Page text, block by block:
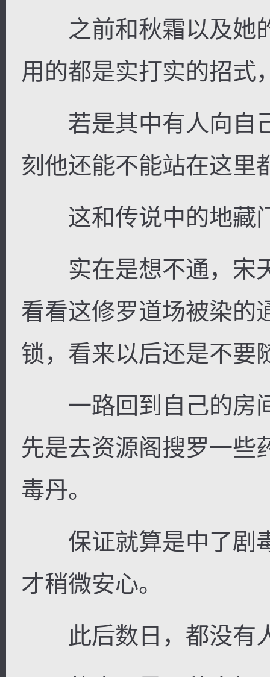
之前和秋霜以及她
用的都是实打实的招式
若是其中有人向自
刻他还能不能站在这里
这和传说中的地藏
实在是想不通，宋
看看这修罗道场被染的
锁，看来以后还是不要
一路回到自己的房
先是去资源阁搜罗一些
毒丹。
保证就算是中了剧
才稍微安心。
此后数日，都没有